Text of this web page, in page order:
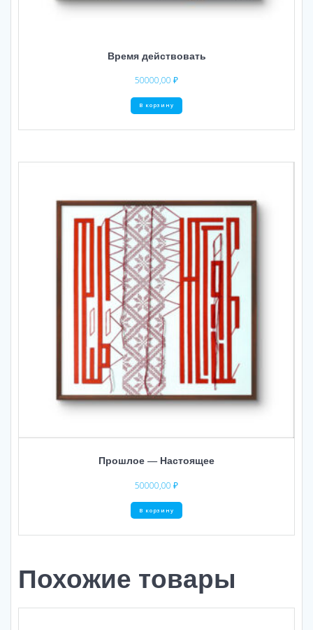
Время действовать
50000,00 ₽
В корзину
Прошлое — Настоящее
50000,00 ₽
В корзину
Похожие товары